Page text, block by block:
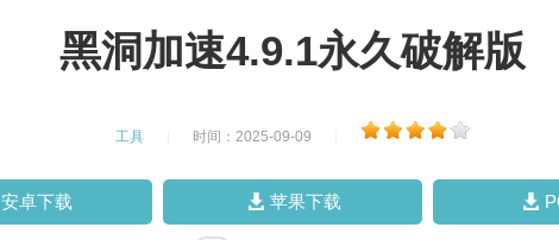
黑洞加速4.9.1永久破解版
工具 时间：2025-09-09
安卓下载 苹果下载